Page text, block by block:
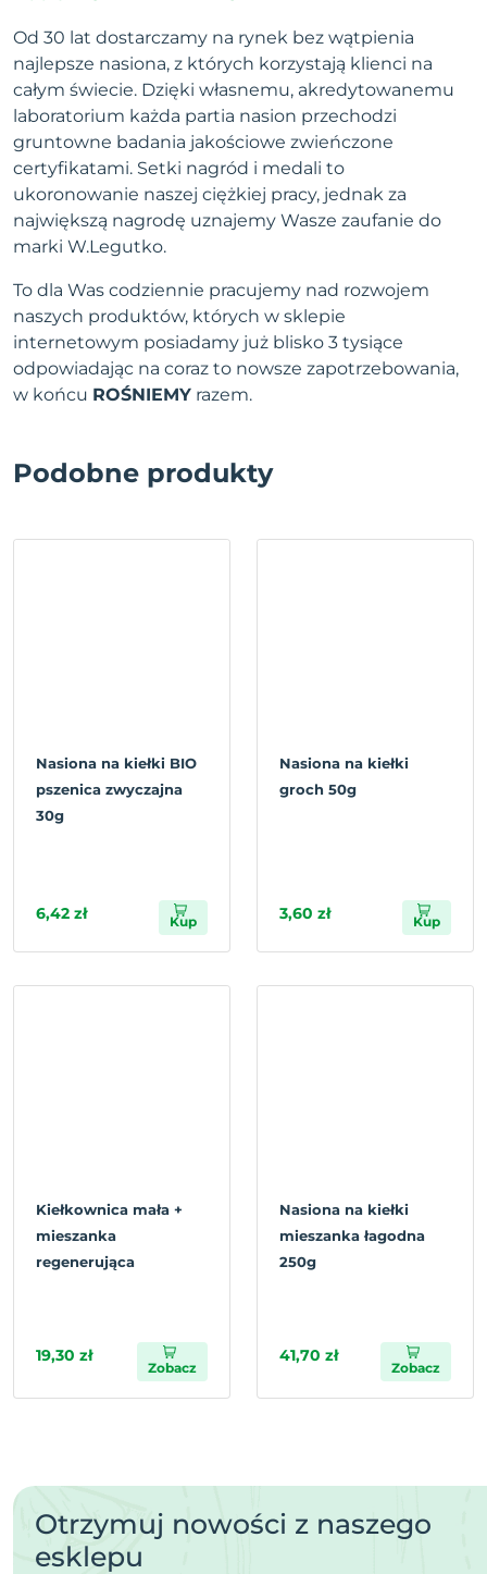
Od 30 lat dostarczamy na rynek bez wątpienia
najlepsze nasiona, z których korzystają klienci na
całym świecie. Dzięki własnemu, akredytowanemu
laboratorium każda partia nasion przechodzi
gruntowne badania jakościowe zwieńczone
certyfikatami. Setki nagród i medali to
ukoronowanie naszej ciężkiej pracy, jednak za
największą nagrodę uznajemy Wasze zaufanie do
marki W.Legutko.
To dla Was codziennie pracujemy nad rozwojem
naszych produktów, których w sklepie
internetowym posiadamy już blisko 3 tysiące
odpowiadając na coraz to nowsze zapotrzebowania,
w końcu ROŚNIEMY razem.
Podobne produkty
Nasiona na kiełki BIO
pszenica zwyczajna
30g
6,42 zł Kup
Nasiona na kiełki
groch 50g
3,60 zł Kup
Kiełkownica mała +
mieszanka
regenerująca
19,30 zł
Zobacz
Nasiona na kiełki
mieszanka łagodna
250g
41,70 zł
Zobacz
Otrzymuj nowości z naszego
esklepu